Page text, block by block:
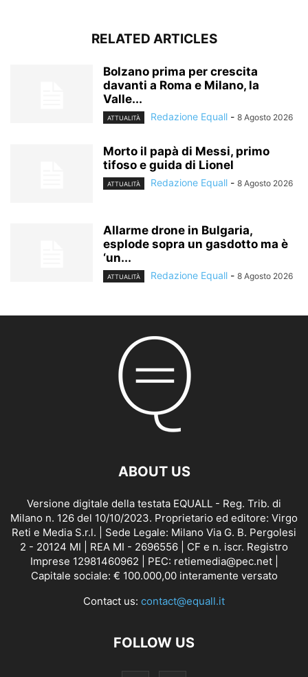
RELATED ARTICLES
Bolzano prima per crescita
davanti a Roma e Milano, la
Valle...
ATTUALITÀ Redazione Equall - 8 Agosto 2026
Morto il papà di Messi, primo
tifoso e guida di Lionel
ATTUALITÀ Redazione Equall - 8 Agosto 2026
Allarme drone in Bulgaria,
esplode sopra un gasdotto ma è
‘un...
ATTUALITÀ Redazione Equall - 8 Agosto 2026
ABOUT US
Versione digitale della testata EQUALL - Reg. Trib. di
Milano n. 126 del 10/10/2023. Proprietario ed editore: Virgo
Reti e Media S.r.l. | Sede Legale: Milano Via G. B. Pergolesi
2 - 20124 MI | REA MI - 2696556 | CF e n. iscr. Registro
Imprese 12981460962 | PEC: retiemedia@pec.net |
Capitale sociale: € 100.000,00 interamente versato
Contact us: contact@equall.it
FOLLOW US